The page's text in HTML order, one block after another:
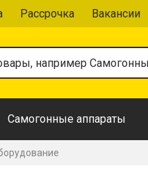
Рассрочка Вакансии
Самогонные аппараты